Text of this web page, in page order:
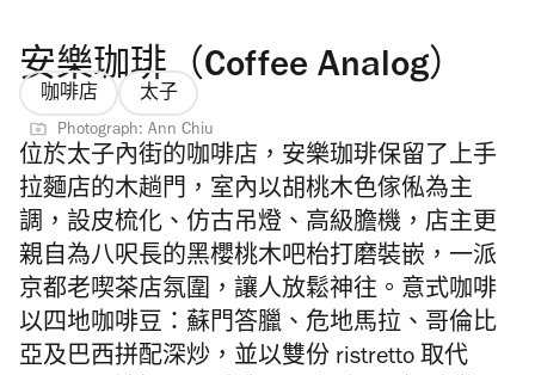
安樂珈琲（Coffee Analog）
咖啡店 太子
Photograph: Ann Chiu
位於太子內街的咖啡店，安樂珈琲保留了上手
拉麵店的木趟門，室內以胡桃木色傢俬為主
調，設皮梳化、仿古吊燈、高級膽機，店主更
親自為八呎長的黑櫻桃木吧枱打磨裝嵌，一派
京都老喫茶店氛圍， 讓人放鬆神往 。意式咖啡
以四地咖啡豆：蘇門答臘、危地馬拉、哥倫比
亞及巴西拼配深炒，並以雙份 ristretto 取代